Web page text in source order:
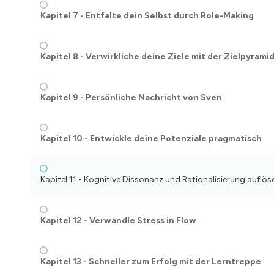
Kapitel 7 - Entfalte dein Selbst durch Role-Making
Kapitel 8 - Verwirkliche deine Ziele mit der
Kapitel 9 - Persönliche Nachricht von Sven
Kapitel 10 - Entwickle deine Potenziale pragmatisch
Kapitel 11 - Kognitive Dissonanz und Rationalisierung
Kapitel 12 - Verwandle Stress in Flow
Kapitel 13 - Schneller zum Erfolg mit der Lerntreppe